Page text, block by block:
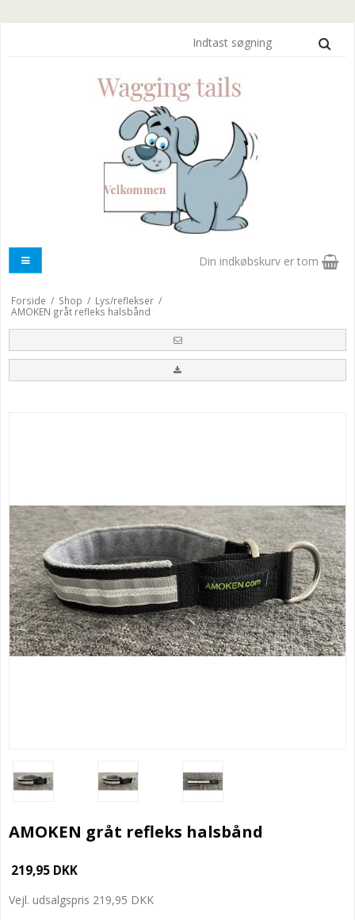
Din indkøbskurv er tom
Forside / Shop / Lys/reflekser /
AMOKEN gråt refleks halsbånd
AMOKEN gråt refleks halsbånd
219,95 DKK
Vejl. udsalgspris 219,95 DKK